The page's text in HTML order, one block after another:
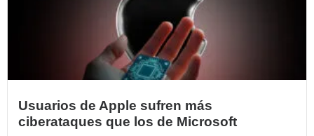
Usuarios de Apple sufren más
ciberataques que los de Microsoft